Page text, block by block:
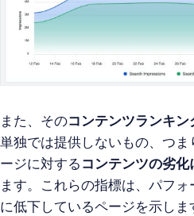
また、そのコンテンツランキン
単独では提供しないもの、つ
ージに対する コンテンツの劣化
ます。これらの指標は、パフ
に低下しているページを示しま